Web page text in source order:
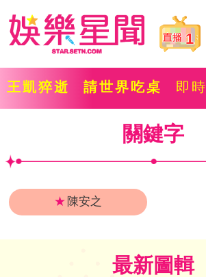
1
王凱猝逝 請世界吃桌 即時
關鍵字
★ 陳安之
最新圖輯